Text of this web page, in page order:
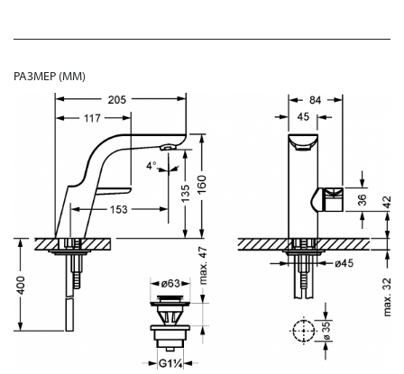
РАЗМЕР (MM)